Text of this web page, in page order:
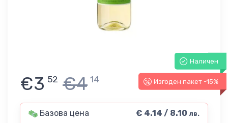
Наличен
Изгоден пакет -15%
€3 52 €4 14
Базова цена € 4.14 / 8.10 лв.